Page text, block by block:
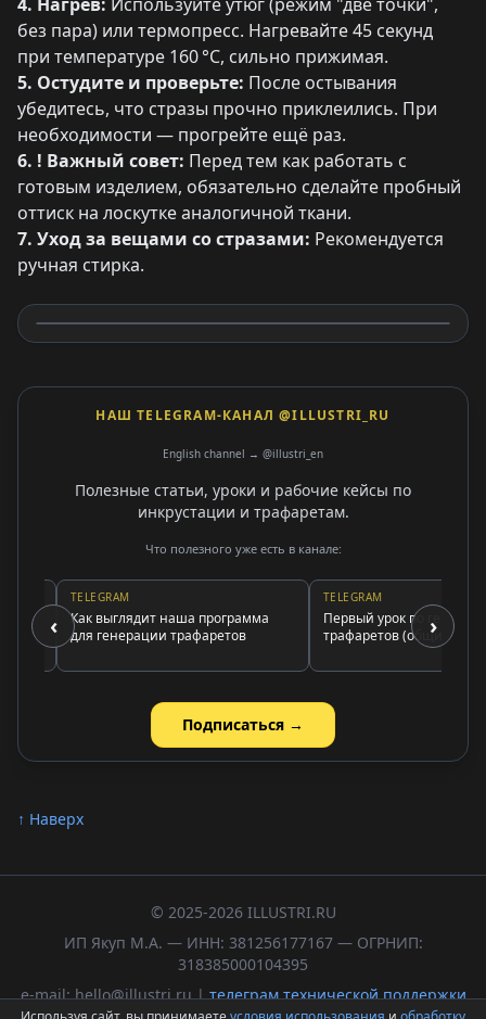
без пара) или термопресс. Нагревайте 45 секунд
при температуре 160 °C, сильно прижимая.
5. Остудите и проверьте: После остывания
убедитесь, что стразы прочно приклеились. При
необходимости — прогрейте ещё раз.
6. ! Важный совет: Перед тем как работать с
готовым изделием, обязательно сделайте пробный
оттиск на лоскутке аналогичной ткани.
7. Уход за вещами со стразами: Рекомендуется
ручная стирка.
НАШ TELEGRAM-КАНАЛ @ILLUSTRI_RU
English channel → @illustri_en
Полезные статьи, уроки и рабочие кейсы по
инкрустации и трафаретам.
Что полезного уже есть в канале:
‹
TELEGRAM
Как выглядит наша программа
для генерации трафаретов
TELEGRAM
Первый урок по генератору
трафаретов (общие›
Подписаться →
↑ Наверх
© 2025-2026 ILLUSTRI.RU
ИП Якуп М.А. — ИНН: 381256177167 — ОГРНИП:
318385000104395
e-mail: hello@illustri.ru |телеграм технической поддержки